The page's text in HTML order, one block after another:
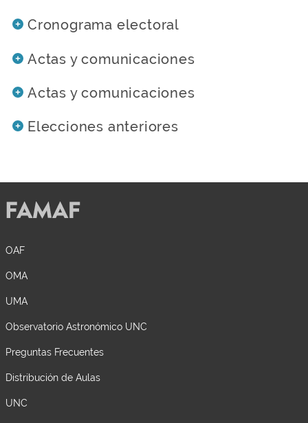
Cronograma electoral
Actas y comunicaciones
Actas y comunicaciones
Elecciones anteriores
OAF
OMA
UMA
Observatorio Astronómico UNC
Preguntas Frecuentes
Distribución de Aulas
UNC